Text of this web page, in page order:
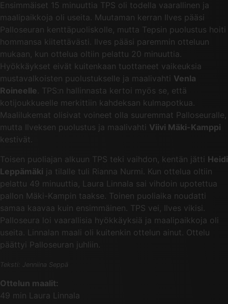
Ensimmäiset 15 minuuttia TPS oli todella vaarallinen ja
maalipaikkoja oli useita. Muutaman kerran Ilves pääsi
Palloseuran kenttäpuoliskolle, mutta Tepsin puolustus hoiti
hommansa kiitettävästi. Ilves pääsi paremmin otteluun
mukaan, kun ottelua oltiin pelattu 20 minuuttia.
Hyökkäykset eivät kuitenkaan tuottaneet vaikeuksia
mustavalkoisten puolustukselle ja maalivahti Venla
Roineelle. TPS:n hallinnasta kertoi myös se, että
kotijoukkueelle merkittiin kahdeksan kulmapotkua.
Maalilukemat olisivat voineet olla suuremmat Palloseuralle,
mutta Ilveksen puolustus ja maalivahti Viivi Mäki-Kamppi
kestivät.
Toisen puoliajan alkuun TPS teki vaihdon, kentän jätti Heidi
Leppämäki ja tilalle tuli Rianna Nurmi. Kun ottelua oltiin
pelattu 49 minuuttia, Laura Linnala sai vihdoin upotettua
pallon Mäki-Kampin taakse. Toinen puoliaika noudatti
samaa kaavaa kuin ensimmäinen. TPS vei, Ilves vikisi.
Palloseura loi vaarallisia hyökkäyksiä ja maalipaikkoja oli
useita. Linnalan maali oli kuitenkin ottelun ainut. Ottelu
päättyi Palloseuran juhliin.
Teksti: Jenniina Seppä
Ottelun maalit:
49 min Laura Linnala